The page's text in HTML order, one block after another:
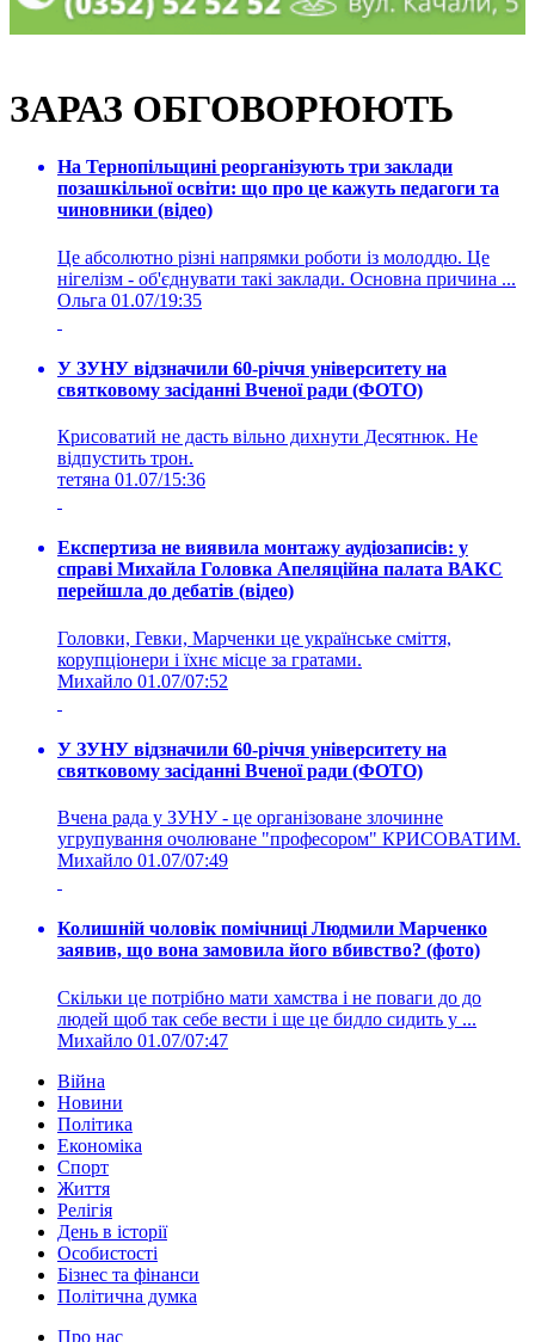
ЗАРАЗ ОБГОВОРЮЮТЬ
На Тернопільщині реорганізують три заклади
позашкільної освіти: що про це кажуть педагоги та
чиновники (відео)
Це абсолютно різні напрямки роботи із молоддю. Це
нігелізм - об'єднувати такі заклади. Основна причина ...
Ольга 01.07/19:35
У ЗУНУ відзначили 60-річчя університету на
святковому засіданні Вченої ради (ФОТО)
Крисоватий не дасть вільно дихнути Десятнюк. Не
відпустить трон.
тетяна 01.07/15:36
Експертиза не виявила монтажу аудіозаписів: у
справі Михайла Головка Апеляційна палата ВАКС
перейшла до дебатів (відео)
Головки, Гевки, Марченки це українське сміття,
корупціонери і їхнє місце за гратами.
Михайло 01.07/07:52
У ЗУНУ відзначили 60-річчя університету на
святковому засіданні Вченої ради (ФОТО)
Вчена рада у ЗУНУ - це організоване злочинне
угрупування очолюване "професором" КРИСОВАТИМ.
Михайло 01.07/07:49
Колишній чоловік помічниці Людмили Марченко
заявив, що вона замовила його вбивство? (фото)
Скільки це потрібно мати хамства і не поваги до до
людей щоб так себе вести і ще це бидло сидить у ...
Михайло 01.07/07:47
Війна
Новини
Політика
Економіка
Спорт
Життя
Релігія
День в історії
Особистості
Бізнес та фінанси
Політична думка
Про нас